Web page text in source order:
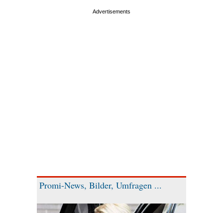
Promi-News, Bilder, Umfragen ...